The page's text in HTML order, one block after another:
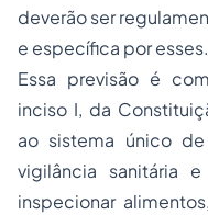
deverão ser
e específica por esses.
Essa previsão é
inciso I, da
ao sistema único
vigilância sanitária
inspecionar